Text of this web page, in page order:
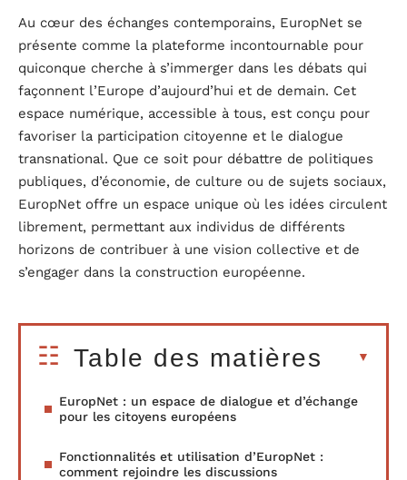
Au cœur des échanges contemporains, EuropNet se
présente comme la plateforme incontournable pour
quiconque cherche à s’immerger dans les débats qui
façonnent l’Europe d’aujourd’hui et de demain. Cet
espace numérique, accessible à tous, est conçu pour
favoriser la participation citoyenne et le dialogue
transnational. Que ce soit pour débattre de politiques
publiques, d’économie, de culture ou de sujets sociaux,
EuropNet offre un espace unique où les idées circulent
librement, permettant aux individus de différents
horizons de contribuer à une vision collective et de
s’engager dans la construction européenne.
Table des matières
EuropNet : un espace de dialogue et d’échange
pour les citoyens européens
Fonctionnalités et utilisation d’EuropNet :
comment rejoindre les discussions